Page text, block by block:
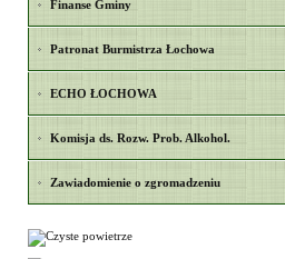
Finanse Gminy
Patronat Burmistrza Łochowa
ECHO ŁOCHOWA
Komisja ds. Rozw. Prob. Alkohol.
Zawiadomienie o zgromadzeniu